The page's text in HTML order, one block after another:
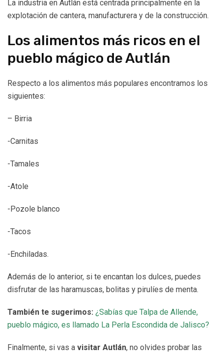
La industria en Autlán está centrada principalmente en la
explotación de cantera, manufacturera y de la construcción.
Los alimentos más ricos en el
pueblo mágico de Autlán
Respecto a los alimentos más populares encontramos los
siguientes:
– Birria
-Carnitas
-Tamales
-Atole
-Pozole blanco
-Tacos
-Enchiladas.
Además de lo anterior, si te encantan los dulces, puedes
disfrutar de las haramuscas, bolitas y pirulíes de menta.
También te sugerimos: ¿Sabías que Talpa de Allende,
pueblo mágico, es llamado La Perla Escondida de Jalisco?
Finalmente, si vas a visitar Autlán, no olvides probar las